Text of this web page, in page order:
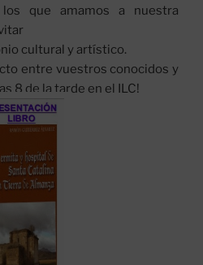
que amamos a nuestra
cultural y artístico.
entre vuestros conocidos y
8 de la tarde en el ILC!